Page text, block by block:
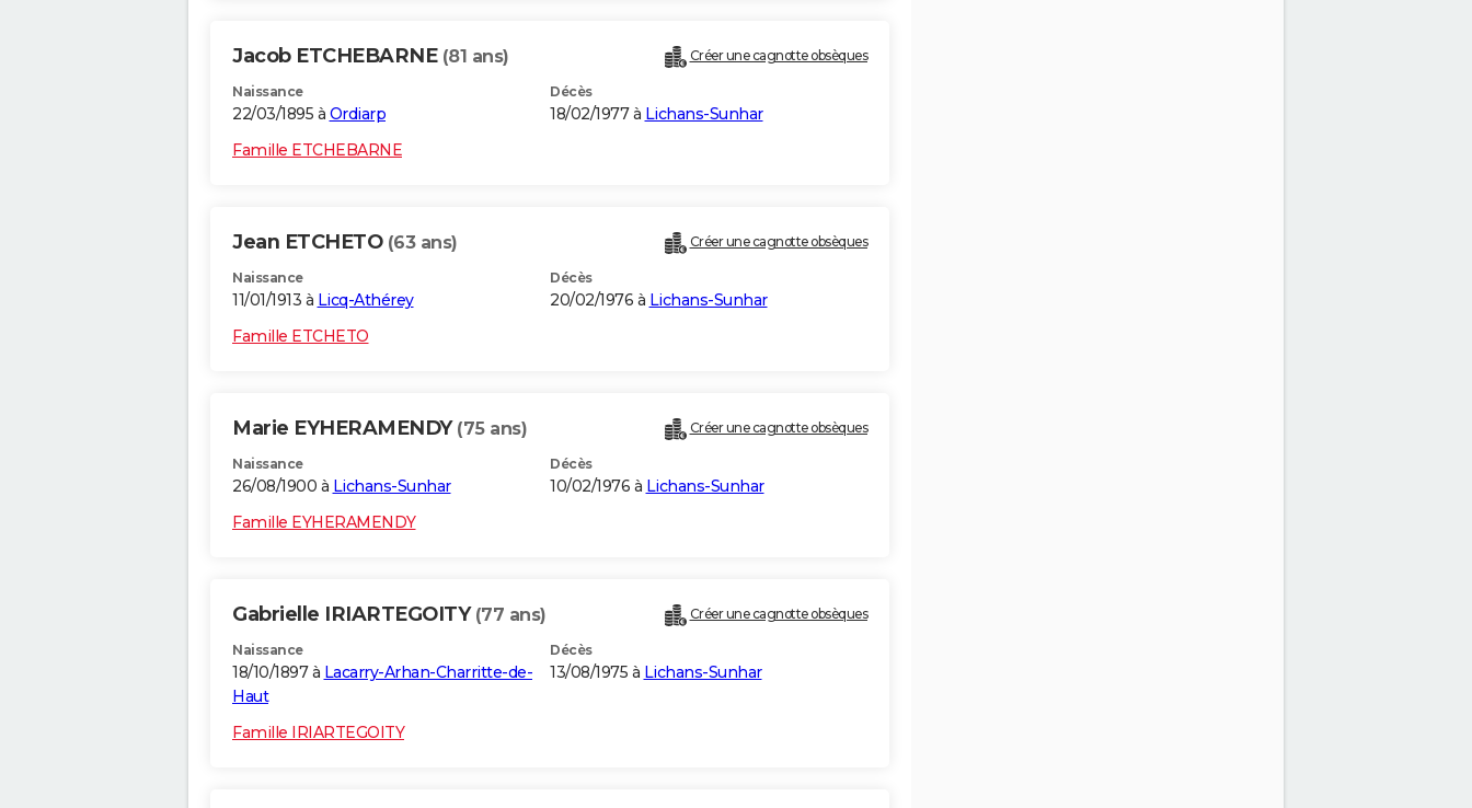
Jacob ETCHEBARNE (81 ans) Créer une cagnotte obsèques
Naissance
22/03/1895 à Ordiarp
Décès
18/02/1977 à Lichans-Sunhar
Famille ETCHEBARNE
Jean ETCHETO (63 ans) Créer une cagnotte obsèques
Naissance
11/01/1913 à Licq-Athérey
Décès
20/02/1976 à Lichans-Sunhar
Famille ETCHETO
Marie EYHERAMENDY (75 ans) Créer une cagnotte obsèques
Naissance
26/08/1900 à Lichans-Sunhar
Décès
10/02/1976 à Lichans-Sunhar
Famille EYHERAMENDY
Gabrielle IRIARTEGOITY (77 ans) Créer une cagnotte obsèques
Naissance
18/10/1897 à Lacarry-Arhan-Charritte-de-
Haut
Décès
13/08/1975 à Lichans-Sunhar
Famille IRIARTEGOITY